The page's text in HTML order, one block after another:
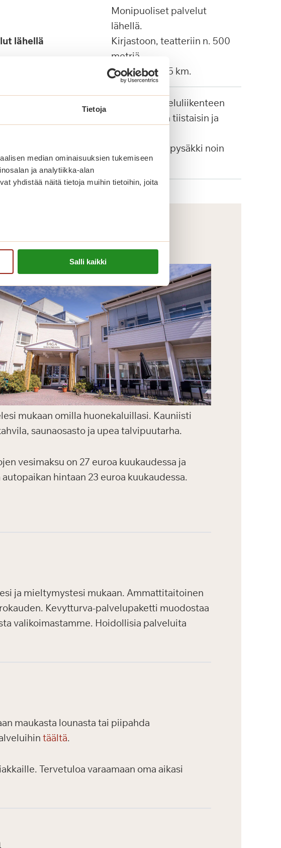
Tietoja
median ominaisuuksien tukemiseen
ja analytiikka-alan
yhdistää näitä tietoja muihin tietoihin, joita
Salli kaikki
lähellä
Monipuoliset palvelut
lähellä.
Kirjastoon, teatteriin n. 500
metriä.
Torille noin 1,5 km.
Rauman palveluliikenteen
auto kuljettaa tiistaisin ja
Paikallisbussipysäkki noin
100 metriä.
mukaan omilla huonekaluillasi. Kauniisti
saunaosasto ja upea talvipuutarha.
vesimaksu on 27 euroa kuukaudessa ja
hintaan 23 euroa kuukaudessa.
ja mieltymystesi mukaan. Ammattitaitoinen
Kevytturva-palvelupaketti muodostaa
valikoimastamme. Hoidollisia palveluita
maukasta lounasta tai piipahda
täältä.
Tervetuloa varaamaan oma aikasi